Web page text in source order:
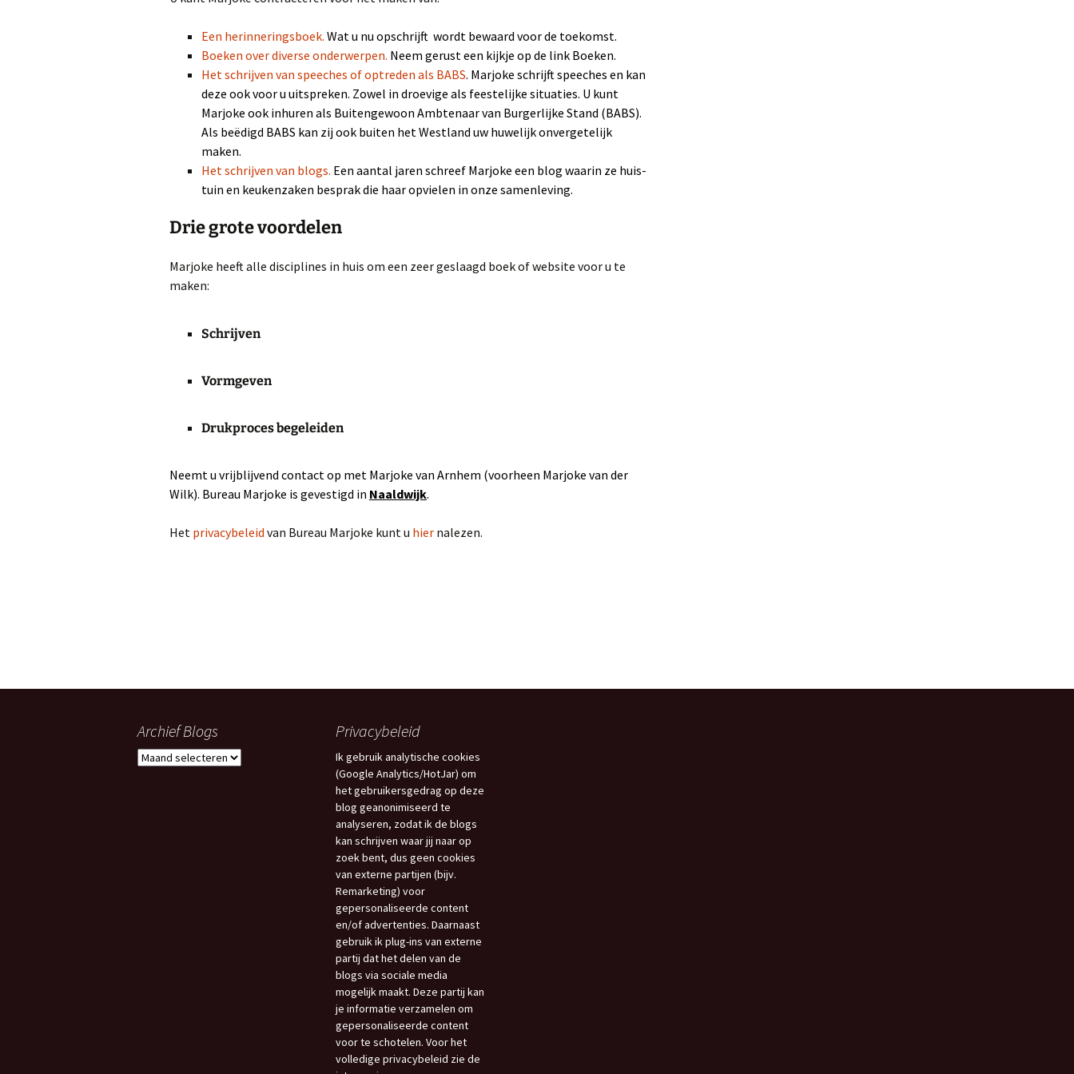
Blogbundel
Mijn gevaren koers
100 jaar trouwen in het
Verhalen
druivenkrentteelt
Mensen om mij heen
Een Kwestie van Geluk
Een herinneringsboek. Wat u nu opschrijft wordt bewaard voor de toekomst.
Boeken over diverse onderwerpen. Neem gerust een kijkje op de link Boeken.
Het schrijven van speeches of optreden als BABS. Marjoke schrijft speeches en kan
deze ook voor u uitspreken. Zowel in droevige als feestelijke situaties. U kunt
Marjoke ook inhuren als Buitengewoon Ambtenaar van Burgerlijke Stand (BABS).
Als beëdigd BABS kan zij ook buiten het Westland uw huwelijk onvergetelijk
maken.
Het schrijven van blogs. Een aantal jaren schreef Marjoke een blog waarin ze huis-
tuin en keukenzaken besprak die haar opvielen in onze samenleving.
Drie grote voordelen
Marjoke heeft alle disciplines in huis om een zeer geslaagd boek of website voor u te
maken:
Schrijven
Vormgeven
Drukproces begeleiden
Neemt u vrijblijvend contact op met Marjoke van Arnhem (voorheen Marjoke van der
Wilk). Bureau Marjoke is gevestigd in Naaldwijk.
Het privacybeleid van Bureau Marjoke kunt u hier nalezen.
Archief Blogs
Archief
Privacybeleid
Ik gebruik analytische cookies
(Google Analytics/HotJar) om
het gebruikersgedrag op deze
blog geanonimiseerd te
analyseren, zodat ik de blogs
kan schrijven waar jij naar op
zoek bent, dus geen cookies
van externe partijen (bijv.
Remarketing) voor
gepersonaliseerde content
en/of advertenties. Daarnaast
gebruik ik plug-ins van externe
partij dat het delen van de
blogs via sociale media
mogelijk maakt. Deze partij kan
je informatie verzamelen om
gepersonaliseerde content
voor te schotelen. Voor het
volledige privacybeleid zie de